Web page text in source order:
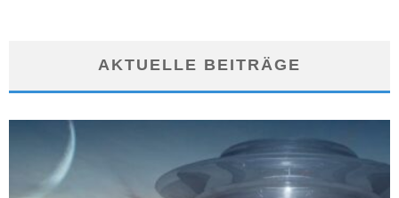
AKTUELLE BEITRÄGE